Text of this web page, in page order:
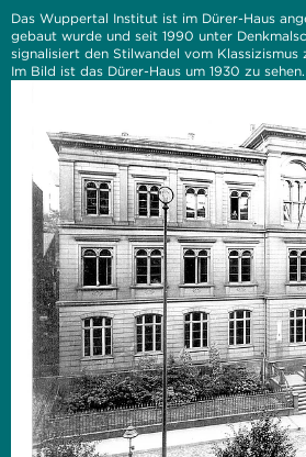
Das Wuppertal Institut ist im Dürer-Haus
gebaut wurde und seit 1990 unter
signalisiert den Stilwandel vom Klassizismus
Im Bild ist das Dürer-Haus um 1930 zu sehen.